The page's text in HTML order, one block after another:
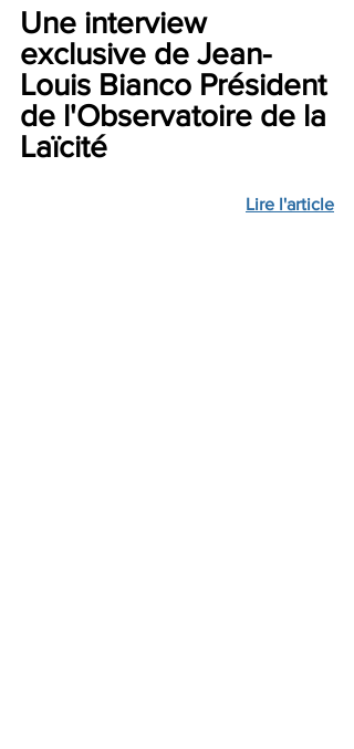
Une interview
exclusive de Jean-
Louis Bianco Président
de l'Observatoire de la
Laïcité
Lire l'article